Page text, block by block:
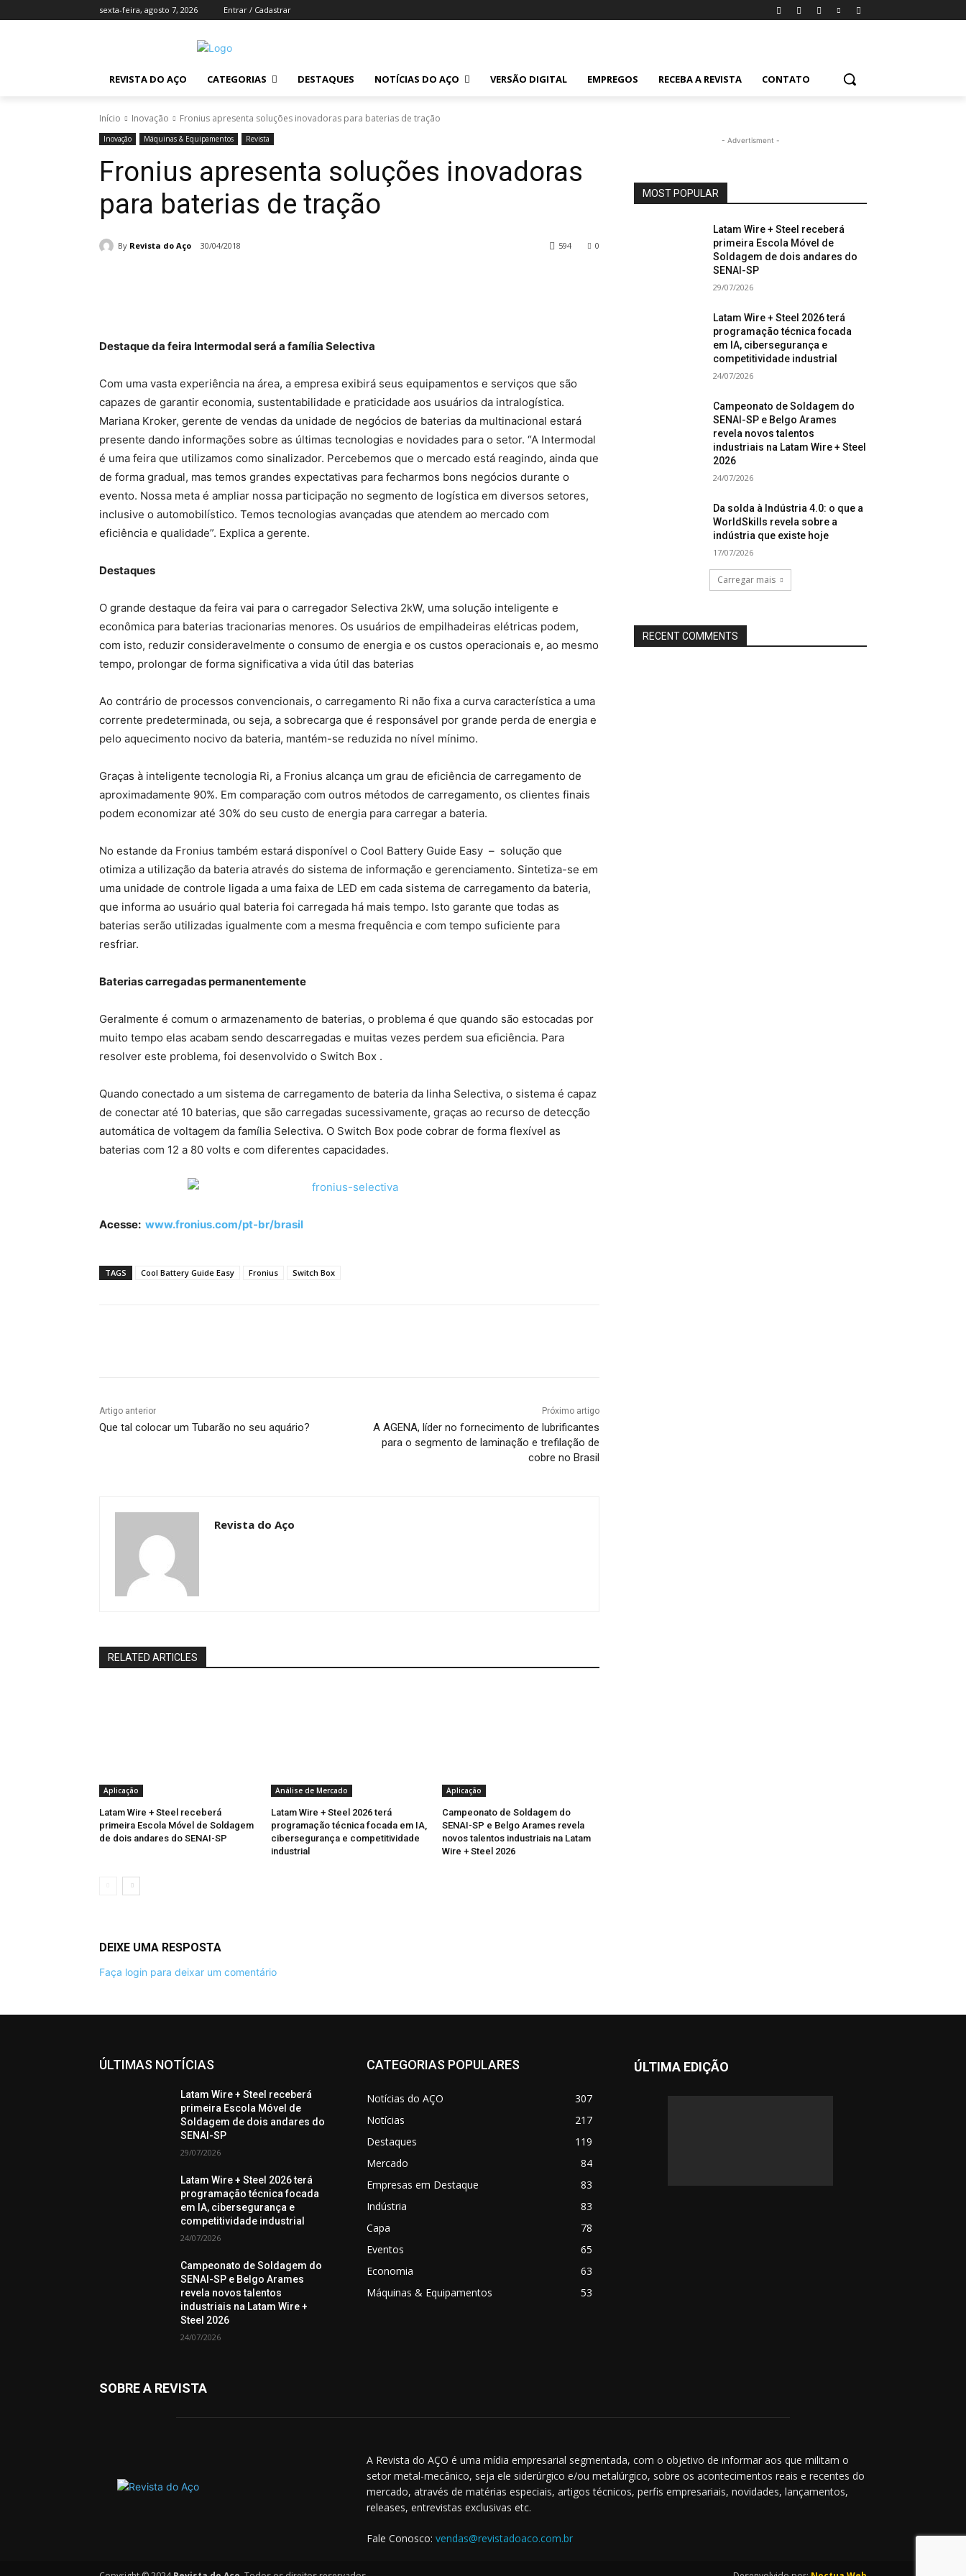
sexta-feira, agosto 7, 2026 Entrar / Cadastrar
REVISTA DO AÇO CATEGORIAS DESTAQUES NOTÍCIAS DO AÇO VERSÃO DIGITAL EMPREGOS RECEBA A REVISTA CONTATO
Início Inovação Fronius apresenta soluções inovadoras para baterias de tração
Inovação Máquinas & Equipamentos Revista
Fronius apresenta soluções inovadoras
para baterias de tração
By Revista do Aço 30/04/2018 0
594
Destaque da feira Intermodal será a família Selectiva
Com uma vasta experiência na área, a empresa exibirá seus equipamentos e serviços que são
capazes de garantir economia, sustentabilidade e praticidade aos usuários da intralogística.
Mariana Kroker, gerente de vendas da unidade de negócios de baterias da multinacional estará
presente dando informações sobre as últimas tecnologias e novidades para o setor. “A Intermodal
é uma feira que utilizamos como sinalizador. Percebemos que o mercado está reagindo, ainda que
de forma gradual, mas temos grandes expectativas para fecharmos bons negócios durante o
evento. Nossa meta é ampliar nossa participação no segmento de logística em diversos setores,
inclusive o automobilístico. Temos tecnologias avançadas que atendem ao mercado com
eficiência e qualidade”. Explica a gerente.
Destaques
O grande destaque da feira vai para o carregador Selectiva 2kW, uma solução inteligente e
econômica para baterias tracionarias menores. Os usuários de empilhadeiras elétricas podem,
com isto, reduzir consideravelmente o consumo de energia e os custos operacionais e, ao mesmo
tempo, prolongar de forma significativa a vida útil das baterias
Ao contrário de processos convencionais, o carregamento Ri não fixa a curva característica a uma
corrente predeterminada, ou seja, a sobrecarga que é responsável por grande perda de energia e
pelo aquecimento nocivo da bateria, mantém-se reduzida no nível mínimo.
Graças à inteligente tecnologia Ri, a Fronius alcança um grau de eficiência de carregamento de
aproximadamente 90%. Em comparação com outros métodos de carregamento, os clientes finais
podem economizar até 30% do seu custo de energia para carregar a bateria.
No estande da Fronius também estará disponível o Cool Battery Guide Easy – solução que
otimiza a utilização da bateria através do sistema de informação e gerenciamento. Sintetiza-se em
uma unidade de controle ligada a uma faixa de LED em cada sistema de carregamento da bateria,
que informa ao usuário qual bateria foi carregada há mais tempo. Isto garante que todas as
baterias serão utilizadas igualmente com a mesma frequência e com tempo suficiente para
resfriar.
Baterias carregadas permanentemente
Geralmente é comum o armazenamento de baterias, o problema é que quando são estocadas por
muito tempo elas acabam sendo descarregadas e muitas vezes perdem sua eficiência. Para
resolver este problema, foi desenvolvido o Switch Box .
Quando conectado a um sistema de carregamento de bateria da linha Selectiva, o sistema é capaz
de conectar até 10 baterias, que são carregadas sucessivamente, graças ao recurso de detecção
automática de voltagem da família Selectiva. O Switch Box pode cobrar de forma flexível as
baterias com 12 a 80 volts e com diferentes capacidades.
Acesse: www.fronius.com/pt-br/brasil
TAGS Cool Battery Guide Easy Fronius Switch Box
Artigo anterior
Que tal colocar um Tubarão no seu aquário?
Próximo artigo
A AGENA, líder no fornecimento de lubrificantes
para o segmento de laminação e trefilação de
cobre no Brasil
Revista do Aço
RELATED ARTICLES
Aplicação
Latam Wire + Steel receberá
primeira Escola Móvel de Soldagem
de dois andares do SENAI-SP
Análise de Mercado
Latam Wire + Steel 2026 terá
programação técnica focada em IA,
cibersegurança e competitividade
industrial
Aplicação
Campeonato de Soldagem do
SENAI-SP e Belgo Arames revela
novos talentos industriais na Latam
Wire + Steel 2026
DEIXE UMA RESPOSTA
Faça login para deixar um comentário
- Advertisment -
MOST POPULAR
Latam Wire + Steel receberá
primeira Escola Móvel de
Soldagem de dois andares do
SENAI-SP
29/07/2026
Latam Wire + Steel 2026 terá
programação técnica focada
em IA, cibersegurança e
competitividade industrial
24/07/2026
Campeonato de Soldagem do
SENAI-SP e Belgo Arames
revela novos talentos
industriais na Latam Wire + Steel
2026
24/07/2026
Da solda à Indústria 4.0: o que a
WorldSkills revela sobre a
indústria que existe hoje
17/07/2026
Carregar mais
RECENT COMMENTS
ÚLTIMAS NOTÍCIAS
Latam Wire + Steel receberá
primeira Escola Móvel de
Soldagem de dois andares do
SENAI-SP
29/07/2026
Latam Wire + Steel 2026 terá
programação técnica focada
em IA, cibersegurança e
competitividade industrial
24/07/2026
Campeonato de Soldagem do
SENAI-SP e Belgo Arames
revela novos talentos
industriais na Latam Wire +
Steel 2026
24/07/2026
CATEGORIAS POPULARES
Notícias do AÇO
307
Notícias
217
Destaques
119
Mercado
84
Empresas em Destaque
83
Indústria
83
Capa
78
Eventos
65
Economia
63
Máquinas & Equipamentos
53
ÚLTIMA EDIÇÃO
SOBRE A REVISTA
A Revista do AÇO é uma mídia empresarial segmentada, com o objetivo de informar aos que militam o
setor metal-mecânico, seja ele siderúrgico e/ou metalúrgico, sobre os acontecimentos reais e recentes do
mercado, através de matérias especiais, artigos técnicos, perfis empresariais, novidades, lançamentos,
releases, entrevistas exclusivas etc.
Fale Conosco: vendas@revistadoaco.com.br